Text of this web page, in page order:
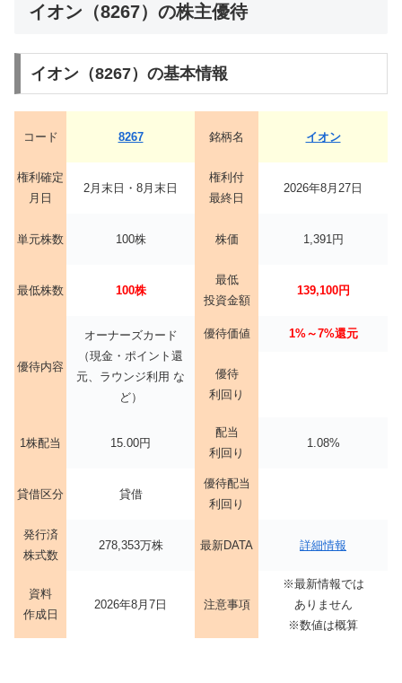
イオン（8267）の株主優待
イオン（8267）の基本情報
コード 8267 銘柄名 イオン
権利確定
月日
2月末日・8月末日
権利付
最終日
2026年8月27日
単元株数 100株 株価 1,391円
最低株数 100株
最低
投資金額
139,100円
優待内容
オーナーズカード
（現金・ポイント還
元、ラウンジ利用 な
ど）
優待価値 1%～7%還元
優待
利回り
1株配当 15.00円
配当
利回り
1.08%
貸借区分 貸借
優待配当
利回り
発行済
株式数
278,353万株 最新DATA 詳細情報
資料
作成日
2026年8月7日 注意事項
※最新情報では
ありません
※数値は概算